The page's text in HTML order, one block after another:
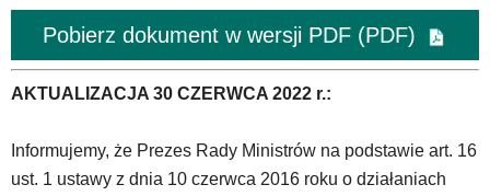
przyjęte
dla
danej
Pobierz dokument w wersji PDF (PDF)
AKTUALIZACJA 30 CZERWCA 2022 r.:
Informujemy, że Prezes Rady Ministrów na podstawie art. 16
ust. 1 ustawy z dnia 10 czerwca 2016 roku o działaniach